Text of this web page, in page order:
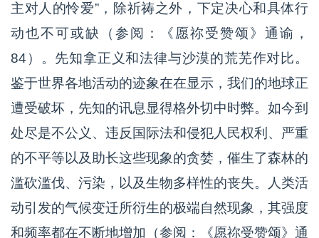
主对人的怜爱”，除祈祷之外，下定决心和具体行
动也不可或缺（参阅：《愿祢受赞颂》通谕，
84）。先知拿正义和法律与沙漠的荒芜作对比。
鉴于世界各地活动的迹象在在显示，我们的地球正
遭受破坏，先知的讯息显得格外切中时弊。如今到
处尽是不公义、违反国际法和侵犯人民权利、严重
的不平等以及助长这些现象的贪婪，催生了森林的
滥砍滥伐、污染，以及生物多样性的丧失。人类活
动引发的气候变迁所衍生的极端自然现象，其强度
和频率都在不断地增加（参阅：《愿祢受赞颂》通